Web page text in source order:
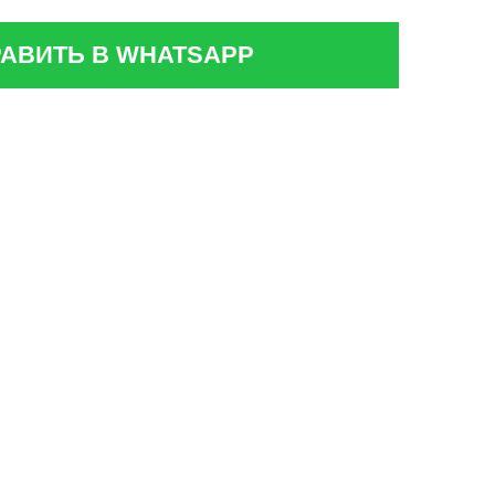
В WHATSAPP